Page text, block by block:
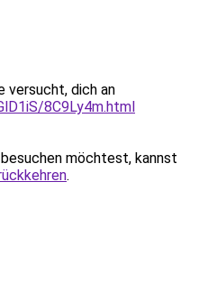
versucht, dich an
8C9Ly4m.html
möchtest, kannst
.